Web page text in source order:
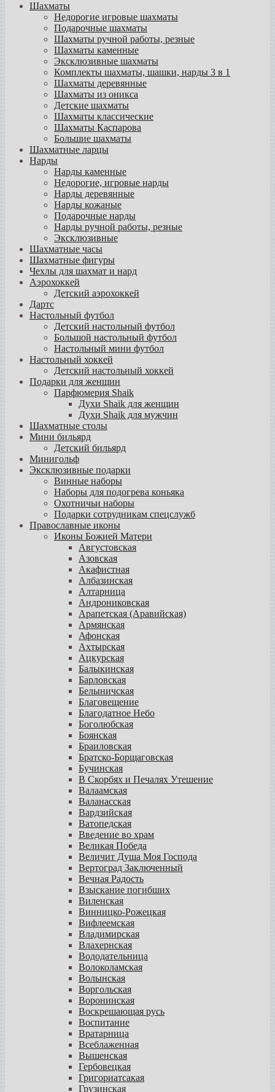
Шахматы
Недорогие игровые шахматы
Подарочные шахматы
Шахматы ручной работы, резные
Шахматы каменные
Эксклюзивные шахматы
Комплекты шахматы, шашки, нарды 3 в 1
Шахматы деревянные
Шахматы из оникса
Детские шахматы
Шахматы классические
Шахматы Каспарова
Большие шахматы
Шахматные ларцы
Нарды
Нарды каменные
Недорогие, игровые нарды
Нарды деревянные
Нарды кожаные
Подарочные нарды
Нарды ручной работы, резные
Эксклюзивные
Шахматные часы
Шахматные фигуры
Чехлы для шахмат и нард
Аэрохоккей
Детский аэрохоккей
Дартс
Настольный футбол
Детский настольный футбол
Большой настольный футбол
Настольный мини футбол
Настольный хоккей
Детский настольный хоккей
Подарки для женщин
Парфюмерия Shaik
Духи Shaik для женщин
Духи Shaik для мужчин
Шахматные столы
Мини бильярд
Детский бильярд
Минигольф
Эксклюзивные подарки
Винные наборы
Наборы для подогрева коньяка
Охотничьи наборы
Подарки сотрудникам спецслужб
Православные иконы
Иконы Божией Матери
Августовская
Азовская
Акафистная
Албазинская
Алтарница
Андрониковская
Арапетская (Аравийская)
Армянская
Афонская
Ахтырская
Ацкурская
Балыкинская
Барловская
Белыничская
Благовещение
Благодатное Небо
Боголюбская
Боянская
Браиловская
Братско-Борщаговская
Бучинская
В Скорбях и Печалях Утешение
Валаамская
Валанасская
Вардзийская
Ватопедская
Введение во храм
Великая Победа
Величит Душа Моя Господа
Вертоград Заключенный
Вечная Радость
Взыскание погибших
Виленская
Винницко-Рожецкая
Вифлеемская
Владимирская
Влахернская
Вододательница
Волоколамская
Волынская
Воргольская
Воронинская
Воскрешающая русь
Воспитание
Вратарница
Всеблаженная
Вышенская
Гербовецкая
Григориатсакая
Грузинская